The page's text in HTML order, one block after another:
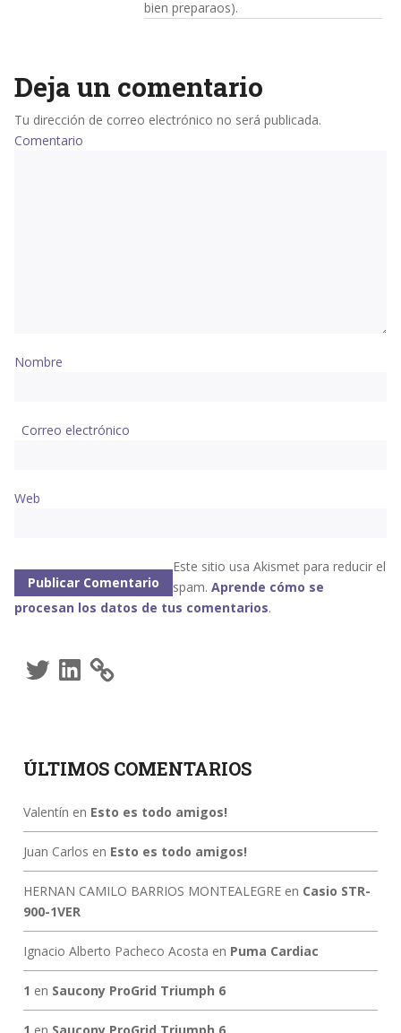
bien preparaos).
Deja un comentario
Tu dirección de correo electrónico no será publicada.
Comentario
Nombre
Correo electrónico
Web
Este sitio usa Akismet para reducir el
spam. Aprende cómo se
procesan los datos de tus comentarios.
TwitterLinkedIn
ÚLTIMOS COMENTARIOS
Valentín en Esto es todo amigos!
Juan Carlos en Esto es todo amigos!
HERNAN CAMILO BARRIOS MONTEALEGREen Casio STR-
900-1VER
Ignacio Alberto Pacheco Acosta en Puma Cardiac
1 en Saucony ProGrid Triumph 6